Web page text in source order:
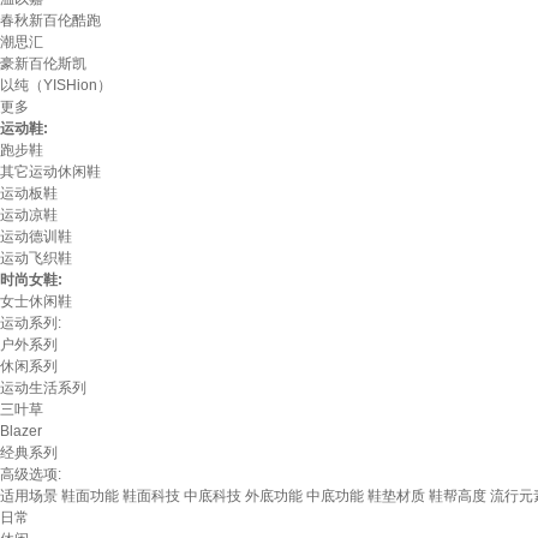
春秋新百伦酷跑
潮思汇
豪新百伦斯凯
以纯（YISHion）
更多
运动鞋:
跑步鞋
其它运动休闲鞋
运动板鞋
运动凉鞋
运动德训鞋
运动飞织鞋
时尚女鞋:
女士休闲鞋
运动系列:
户外系列
休闲系列
运动生活系列
三叶草
Blazer
经典系列
高级选项:
适用场景 鞋面功能 鞋面科技 中底科技 外底功能 中底功能 鞋垫材质 鞋帮高度 流行元
日常